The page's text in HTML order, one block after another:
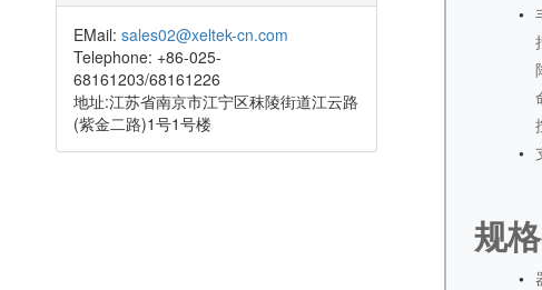
EMail: sales02@xeltek-cn.com
Telephone: +86-025-
68161203/68161226
地址:江苏省南京市江宁区秣陵街道江云路
(紫金二路)1号1号楼
规